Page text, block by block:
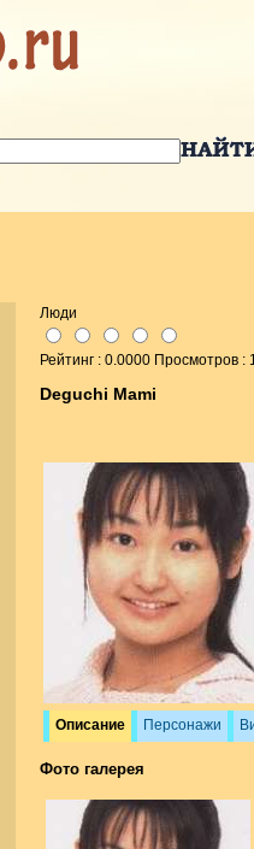
Люди
Рейтинг : 0.0000 Просмотров :
Deguchi Mami
Описание Персонажи
Фото галерея